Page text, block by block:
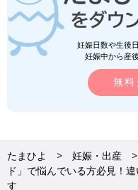
寝室の広さによっては、
線が悪くなり、不便を感
プを選びましょう。
レギュラーサイズより幅
れているものが多く場所
オルの準備など、赤ちゃ
★西松屋 ミニベッドネルネ
妊娠日数や生後
妊娠中から産
無料
たまひよ 妊娠・出産
ド」で悩んでいる方必見！
す